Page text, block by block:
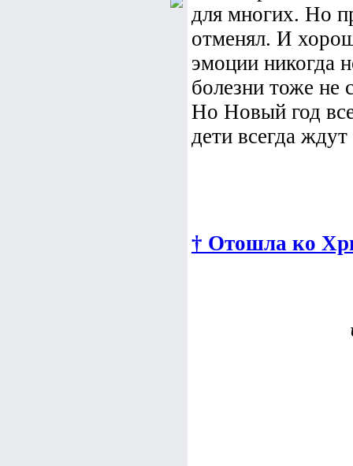
для многих. Но
отменял. И
эмоции никогда
болезни тоже не
Но Новый год
дети всегда
† Отошла ко